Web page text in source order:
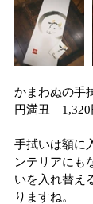
かまわぬの手
円満丑　1,320
手拭いは額に
ンテリアにも
いを入れ替え
りますね。